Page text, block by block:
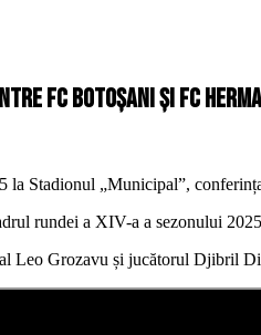
FC Botoșani și FC
Stadionul „Municipal”,
rundei a XIV-a a sezonului
Leo Grozavu și jucătorul Djibril